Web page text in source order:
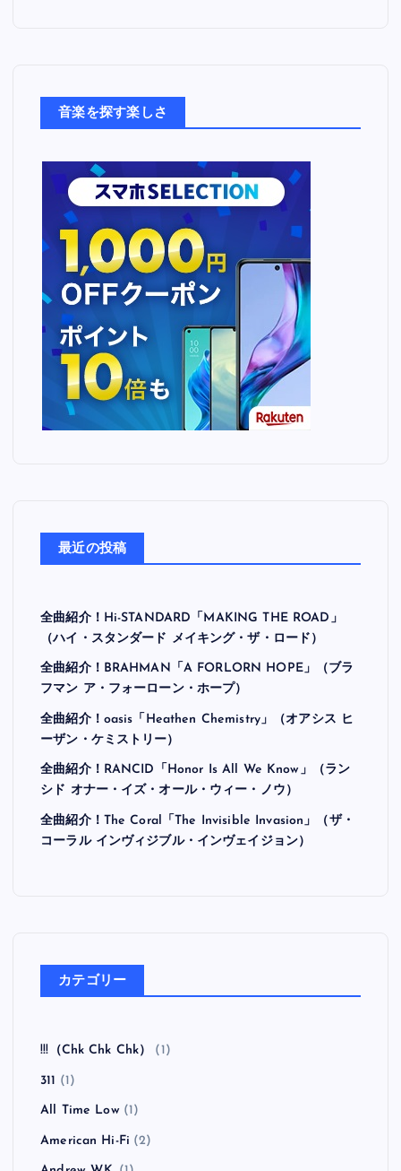
音楽を探す楽しさ
最近の投稿
全曲紹介！Hi-STANDARD「MAKING THE ROAD」
（ハイ・スタンダード メイキング・ザ・ロード）
全曲紹介！BRAHMAN「A FORLORN HOPE」（ブラ
フマン ア・フォーローン・ホープ）
全曲紹介！oasis「Heathen Chemistry」（オアシス ヒ
ーザン・ケミストリー）
全曲紹介！RANCID「Honor Is All We Know」（ラン
シド オナー・イズ・オール・ウィー・ノウ）
全曲紹介！The Coral「The Invisible Invasion」（ザ・
コーラル インヴィジブル・インヴェイジョン）
カテゴリー
!!!（Chk Chk Chk） (1)
311 (1)
All Time Low(1)
American Hi-Fi (2)